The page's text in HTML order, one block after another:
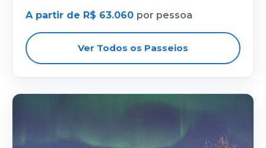
A partir de R$ 63.060 por pessoa
Ver Todos os Passeios